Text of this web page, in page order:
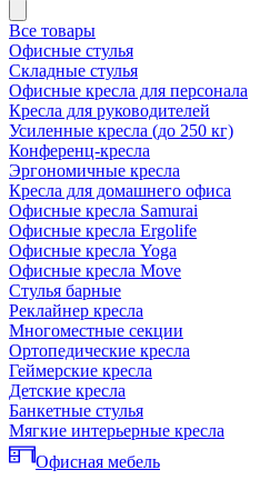
Все товары
Офисные стулья
Складные стулья
Офисные кресла для персонала
Кресла для руководителей
Усиленные кресла (до 250 кг)
Конференц-кресла
Эргономичные кресла
Кресла для домашнего офиса
Офисные кресла Samurai
Офисные кресла Ergolife
Офисные кресла Yoga
Офисные кресла Move
Стулья барные
Реклайнер кресла
Многоместные секции
Ортопедические кресла
Геймерские кресла
Детские кресла
Банкетные стулья
Мягкие интерьерные кресла
Офисная мебель